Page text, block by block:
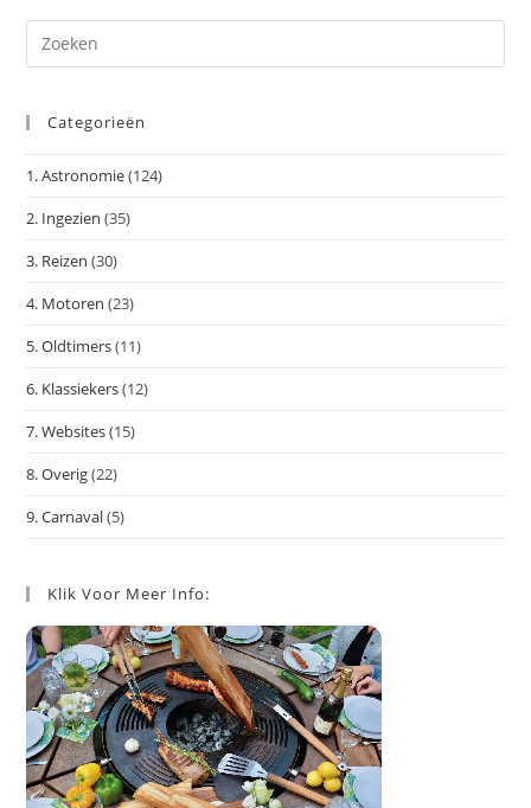
op
Categorieën
1. Astronomie(124)
2. Ingezien (35)
3. Reizen (30)
4. Motoren (23)
5. Oldtimers(11)
6. Klassiekers(12)
7. Websites(15)
8. Overig(22)
9. Carnaval(5)
Klik Voor Meer Info: